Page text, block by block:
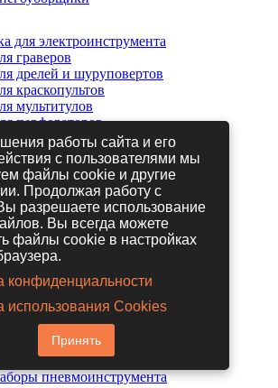
для электроинструмента
граверов
дрелей и шуруповертов
краскопультов
мультитулов
перфораторов
сабельных пил
строительных фенов
фрезеров
шлифовальных машин
электрических лобзиков
электрических ножниц
электрических пил
электрических рубанков
пневматические
пневматические
пневмоинструменты
пневматические
пневмоинструмента
работы сайта и его
с пользователями мы
файлы cookie и другие
Продолжая работу с
разрешаете использование
Вы всегда можете
файлы cookie в настройках
конфиденциальности
использования Cookies
Принять